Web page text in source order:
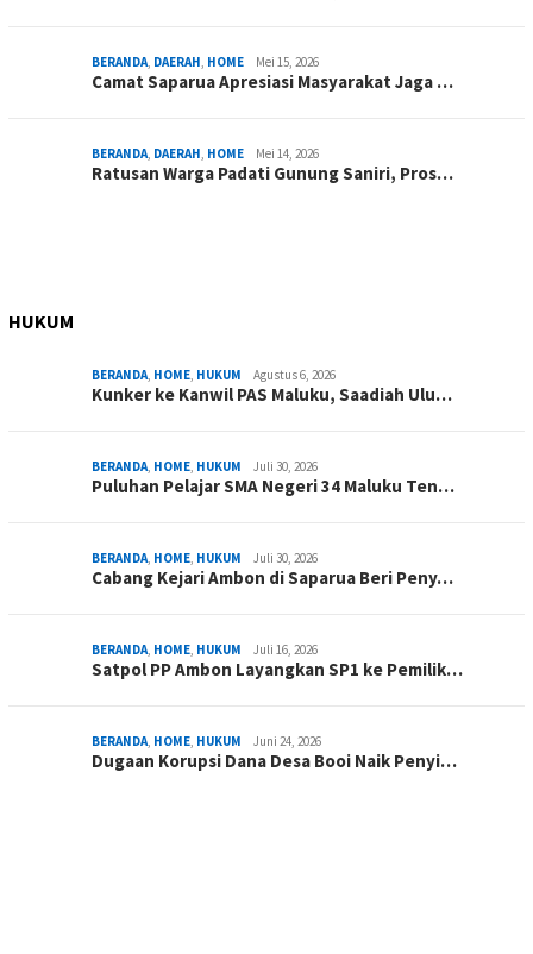
BERANDA, DAERAH, HOME Mei 15, 2026
Camat Saparua Apresiasi Masyarakat Jaga …
BERANDA, DAERAH, HOME Mei 14, 2026
Ratusan Warga Padati Gunung Saniri, Pros…
HUKUM
BERANDA, HOME, HUKUM Agustus 6, 2026
Kunker ke Kanwil PAS Maluku, Saadiah Ulu…
BERANDA, HOME, HUKUM Juli 30, 2026
Puluhan Pelajar SMA Negeri 34 Maluku Ten…
BERANDA, HOME, HUKUM Juli 30, 2026
Cabang Kejari Ambon di Saparua Beri Peny…
BERANDA, HOME, HUKUM Juli 16, 2026
Satpol PP Ambon Layangkan SP1 ke Pemilik…
BERANDA, HOME, HUKUM Juni 24, 2026
Dugaan Korupsi Dana Desa Booi Naik Penyi…